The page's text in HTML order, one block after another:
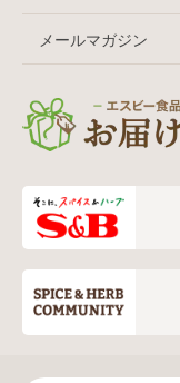
メールマガジン